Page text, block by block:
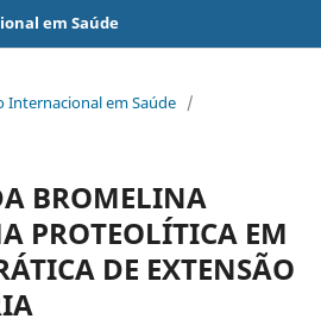
em Saúde
Internacional em Saúde /
BROMELINA
PROTEOLÍTICA EM
DE EXTENSÃO